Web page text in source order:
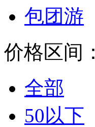
包团游
价格区间：
全部
50以下